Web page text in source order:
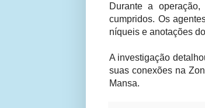
Durante a
cumpridos. Os
níqueis e anotações
A investigação
suas conexões na
Mansa.